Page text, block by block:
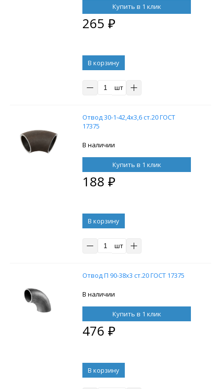
Купить в 1 клик
265 ₽
В корзину
шт
Отвод 30-1-42,4х3,6 ст.20 ГОСТ
17375
В наличии
Купить в 1 клик
188 ₽
В корзину
шт
Отвод П 90-38х3 ст.20 ГОСТ 17375
В наличии
Купить в 1 клик
476 ₽
В корзину